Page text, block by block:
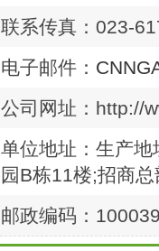
联系传真：023-
电子邮件：
公司网址：http://
单位地址：生产
园B栋11楼;招商
邮政编码：